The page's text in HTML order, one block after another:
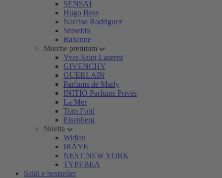
SENSAI
Hugo Boss
Narciso Rodriguez
Shiseido
Rabanne
Marche premium
Yves Saint Laurent
GIVENCHY
GUERLAIN
Parfums de Marly
INITIO Parfums Privés
La Mer
Tom Ford
Eisenberg
Novita
Widian
IRÄYE
NEST NEW YORK
TYPEBEA
Saldi e bestseller